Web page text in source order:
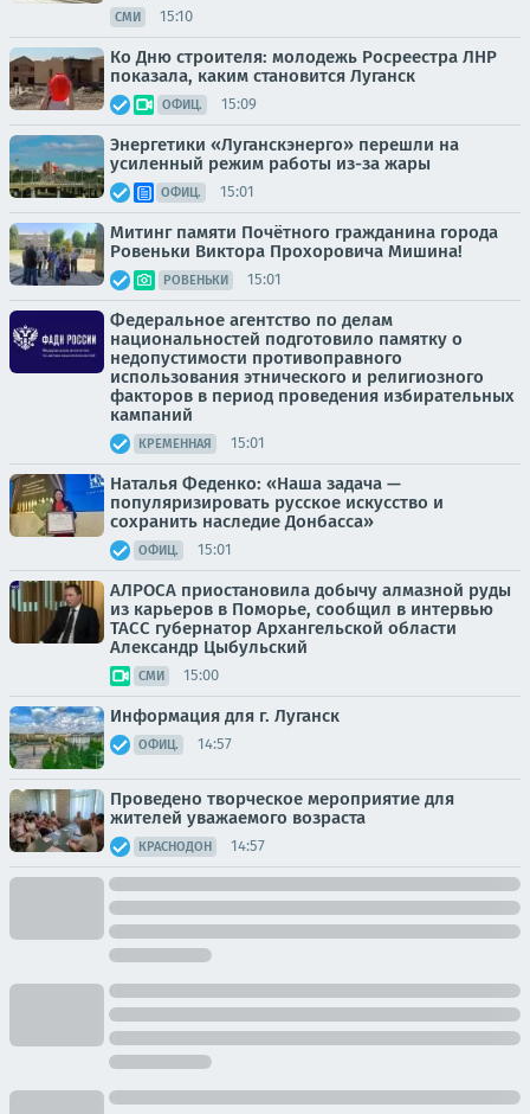
СМИ 15:10
Ко Дню строителя: молодежь Росреестра ЛНР
показала, каким становится Луганск
ОФИЦ. 15:09
Энергетики «Луганскэнерго» перешли на
усиленный режим работы из-за жары
ОФИЦ. 15:01
Митинг памяти Почётного гражданина города
Ровеньки Виктора Прохоровича Мишина!
РОВЕНЬКИ 15:01
Федеральное агентство по делам
национальностей подготовило памятку о
недопустимости противоправного
использования этнического и религиозного
факторов в период проведения избирательных
кампаний
КРЕМЕННАЯ 15:01
Наталья Феденко: «Наша задача —
популяризировать русское искусство и
сохранить наследие Донбасса»
ОФИЦ. 15:01
АЛРОСА приостановила добычу алмазной руды
из карьеров в Поморье, сообщил в интервью
ТАСС губернатор Архангельской области
Александр Цыбульский
СМИ 15:00
Информация для г. Луганск
ОФИЦ. 14:57
Проведено творческое мероприятие для
жителей уважаемого возраста
КРАСНОДОН 14:57